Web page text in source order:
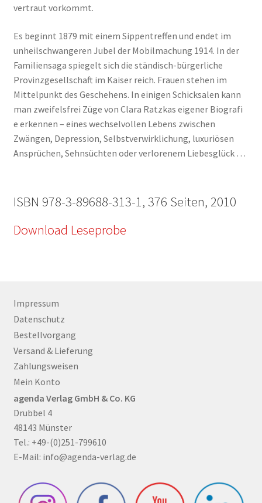
vertraut vorkommt.
Es beginnt 1879 mit einem Sippentreffen und endet im
unheilschwangeren Jubel der Mobilmachung 1914. In der
Familiensaga spiegelt sich die ständisch-bürgerliche
Provinzgesellschaft im Kaiser reich. Frauen stehen im
Mittelpunkt des Geschehens. In einigen Schicksalen kann
man zweifelsfrei Züge von Clara Ratzkas eigener Biografi
e erkennen – eines wechselvollen Lebens zwischen
Zwängen, Depression, Selbstverwirklichung, luxuriösen
Ansprüchen, Sehnsüchten oder verlorenem Liebesglück …
ISBN 978-3-89688-313-1, 376 Seiten, 2010
Download Leseprobe
Impressum
Datenschutz
Bestellvorgang
Versand & Lieferung
Zahlungsweisen
Mein Konto
agenda Verlag GmbH & Co. KG
Drubbel 4
48143 Münster
Tel.: +49-(0)251-799610
E-Mail: info@agenda-verlag.de